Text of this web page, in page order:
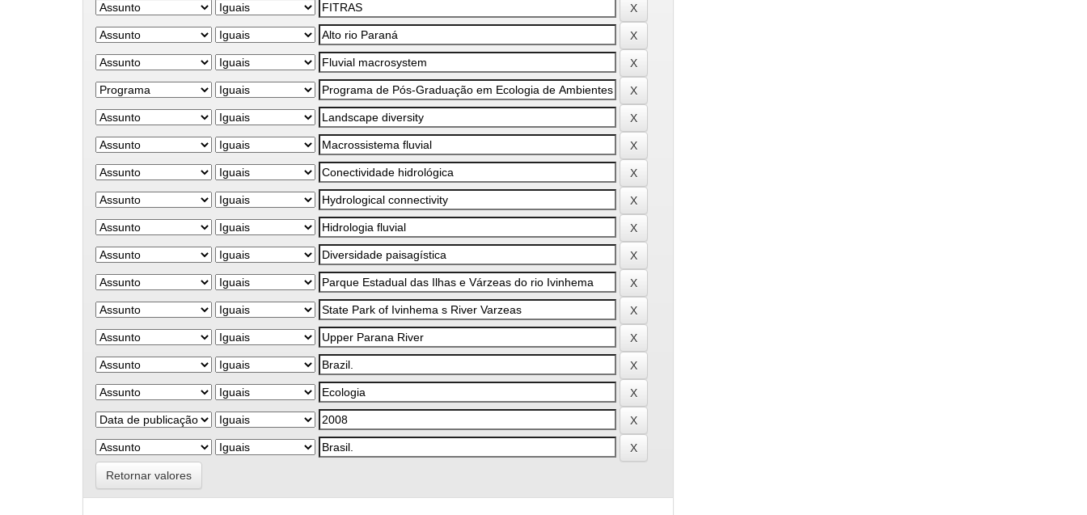
Retornar valores